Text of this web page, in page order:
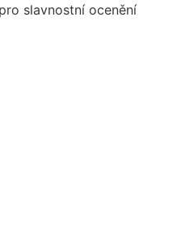
slavnostní ocenění